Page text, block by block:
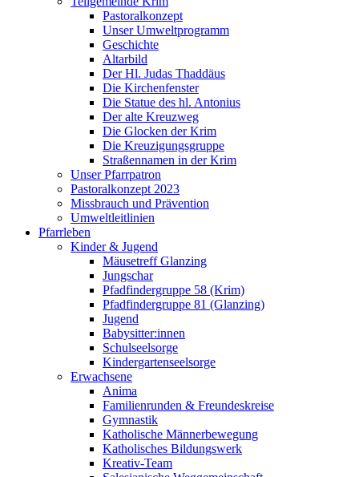
Pastoralkonzept
Unser Umweltprogramm
Geschichte
Altarbild
Der Hl. Judas Thaddäus
Die Kirchenfenster
Die Statue des hl. Antonius
Der alte Kreuzweg
Die Glocken der Krim
Die Kreuzigungsgruppe
Straßennamen in der Krim
Unser Pfarrpatron
Pastoralkonzept 2023
Missbrauch und Prävention
Umweltleitlinien
Pfarrleben
Kinder & Jugend
Mäusetreff Glanzing
Jungschar
Pfadfindergruppe 58 (Krim)
Pfadfindergruppe 81 (Glanzing)
Jugend
Babysitter:innen
Schulseelsorge
Kindergartenseelsorge
Erwachsene
Anima
Familienrunden & Freundeskreise
Gymnastik
Katholische Männerbewegung
Katholisches Bildungswerk
Kreativ-Team